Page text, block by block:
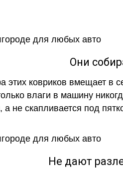
Они
этих ковриков вмещает в
влаги в машину
а не скапливается под
Не дают